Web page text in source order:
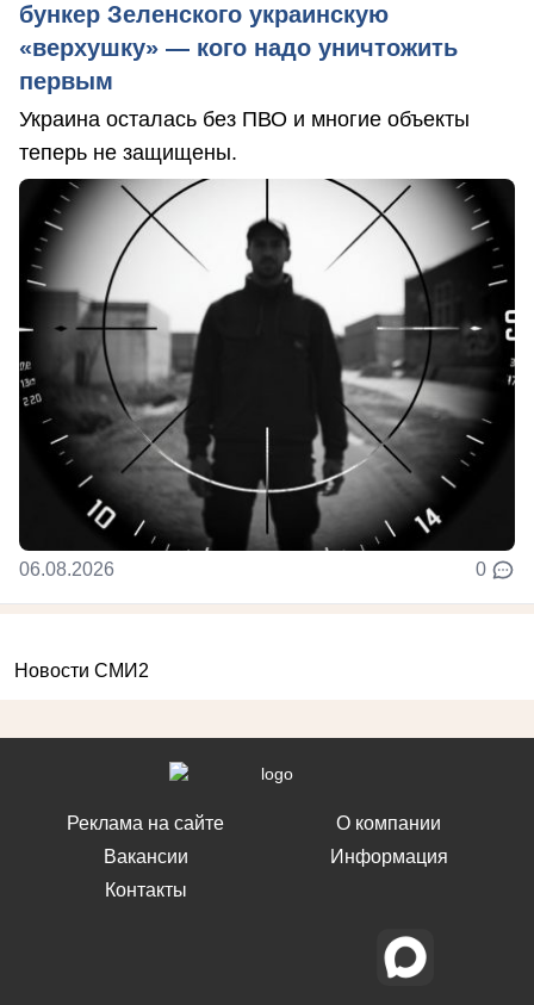
бункер Зеленского украинскую
«верхушку» — кого надо уничтожить
первым
Украина осталась без ПВО и многие объекты
теперь не защищены.
06.08.2026 0
Новости СМИ2
Реклама на сайте
Вакансии
Контакты
О компании
Информация